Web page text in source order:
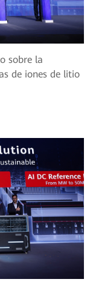
sobre la
de iones de litio